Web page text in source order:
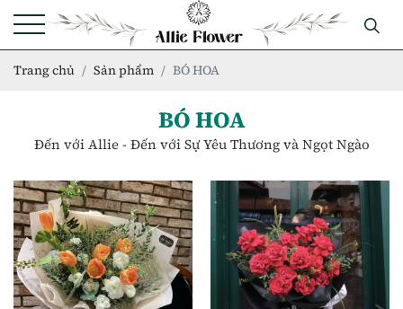
Trang chủ Sản phẩm BÓ HOA
BÓ HOA
Đến với Allie - Đến với Sự Yêu Thương và Ngọt Ngào